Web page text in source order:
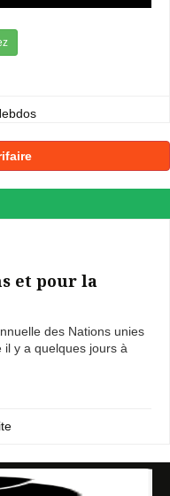
et pour la
des Nations unies
il y a quelques jours à